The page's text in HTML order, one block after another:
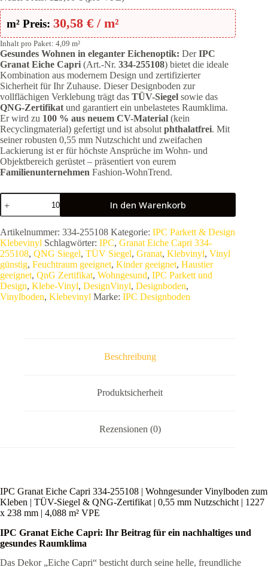
m² Preis: 30,58 € / m²
Inhalt pro Paket: 4,09 m²
Gesundes Wohnen in eleganter Eichenoptik: DerIPC
Granat Eiche Capri (Art.-Nr. 334-255108) bietet die ideale
Kombination aus modernem Design und zertifizierter
Sicherheit für Ihr Zuhause. Dieser Designboden zur
vollflächigen Verklebung trägt das TÜV-Siegel sowie das
QNG-Zertifikat und garantiert ein unbelastetes Raumklima.
Er wird zu 100 % aus neuem CV-Material (kein
Recyclingmaterial) gefertigt und ist absolut phthalatfrei. Mit
seiner robusten 0,55 mm Nutzschicht und zweifachen
Lackierung ist er für höchste Ansprüche im Wohn- und
Objektbereich gerüstet – präsentiert von eurem
Familienunternehmen Fashion-WohnTrend.
IPC
Granat
Eiche
Capri
334-
255108
|
Wohngesunder
Vinylboden
zum
Kleben
VPE
Menge
In den Warenkorb
Artikelnummer: 334-255108 Kategorie: IPC Parkett & Design
Klebevinyl Schlagwörter: IPC, Granat Eiche Capri 334-
255108, QNG Siegel, TÜV Siegel, Granat, Klebvinyl, Vinyl
günstig, Feuchtraum geeignet, Kinder geeignet, Haustier
geeignet, QnG Zertifikat, Wohngesund, IPC Parkett und
Design, Klebe-Vinyl, DesignVinyl, Designboden,
Vinylboden, Klebevinyl Marke: IPC Designboden
Beschreibung
Produktsicherheit
Rezensionen (0)
IPC Granat Eiche Capri 334-255108 | Wohngesunder Vinylboden zum
Kleben | TÜV-Siegel & QNG-Zertifikat | 0,55 mm Nutzschicht | 1227
x 238 mm | 4,088 m² VPE
IPC Granat Eiche Capri: Ihr Beitrag für ein nachhaltiges und
gesundes Raumklima
Das Dekor „Eiche Capri“ besticht durch seine helle, freundliche